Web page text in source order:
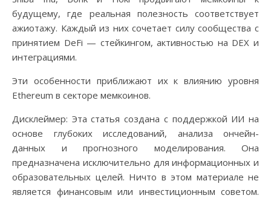
будущему, где реальная полезность соответствует
ажиотажу. Каждый из них сочетает силу сообщества с
принятием DeFi — стейкингом, активностью на DEX и
интеграциями.
Эти особенности приближают их к влиянию уровня
Ethereum в секторе мемкоинов.
Дисклеймер: Эта статья создана с поддержкой ИИ на
основе глубоких исследований, анализа ончейн-
данных и прогнозного моделирования. Она
предназначена исключительно для информационных и
образовательных целей. Ничто в этом материале не
является финансовым или инвестиционным советом.